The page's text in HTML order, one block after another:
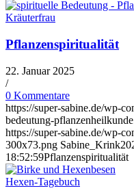
Kräuterfrau
Pflanzenspiritualität
22. Januar 2025
/
0 Kommentare
https://super-sabine.de/wp-
bedeutung-
https://super-sabine.de/wp-
300x73.png Sabine_Krink
18:52:59Pflanzenspiritualität
Hexen-Tagebuch